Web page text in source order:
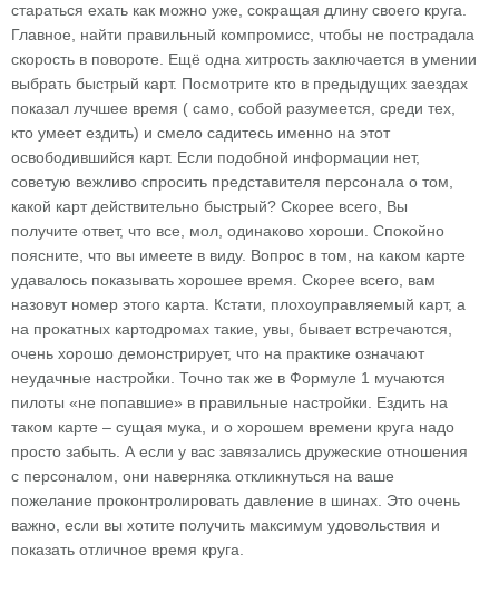
стараться ехать как можно уже, сокращая длину своего круга.
Главное, найти правильный компромисс, чтобы не пострадала
скорость в повороте. Ещё одна хитрость заключается в умении
выбрать быстрый карт. Посмотрите кто в предыдущих заездах
показал лучшее время ( само, собой разумеется, среди тех,
кто умеет ездить) и смело садитесь именно на этот
освободившийся карт. Если подобной информации нет,
советую вежливо спросить представителя персонала о том,
какой карт действительно быстрый? Скорее всего, Вы
получите ответ, что все, мол, одинаково хороши. Спокойно
поясните, что вы имеете в виду. Вопрос в том, на каком карте
удавалось показывать хорошее время. Скорее всего, вам
назовут номер этого карта. Кстати, плохоуправляемый карт, а
на прокатных картодромах такие, увы, бывает встречаются,
очень хорошо демонстрирует, что на практике означают
неудачные настройки. Точно так же в Формуле 1 мучаются
пилоты «не попавшие» в правильные настройки. Ездить на
таком карте – сущая мука, и о хорошем времени круга надо
просто забыть. А если у вас завязались дружеские отношения
с персоналом, они наверняка откликнуться на ваше
пожелание проконтролировать давление в шинах. Это очень
важно, если вы хотите получить максимум удовольствия и
показать отличное время круга.